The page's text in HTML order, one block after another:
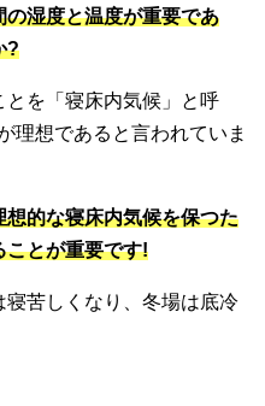
湿度と温度が重要であ
?
とを「寝床内気候」と呼
理想であると言われていま
的な寝床内気候を保つた
ことが重要です!
苦しくなり、冬場は底冷